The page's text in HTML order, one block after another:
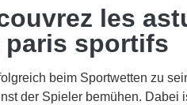
les
paris sportifs
beim Sportwetten zu
der Spieler bemühen. Dabei